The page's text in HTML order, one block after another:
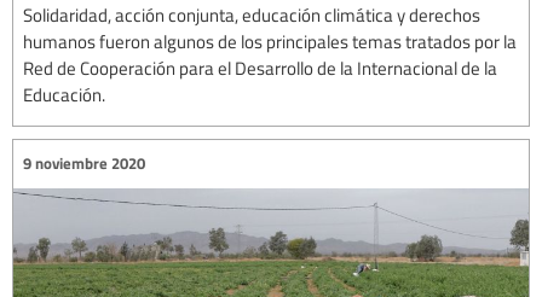
Solidaridad, acción conjunta, educación climática y derechos
humanos fueron algunos de los principales temas tratados por la
Red de Cooperación para el Desarrollo de la Internacional de la
Educación.
9 noviembre 2020